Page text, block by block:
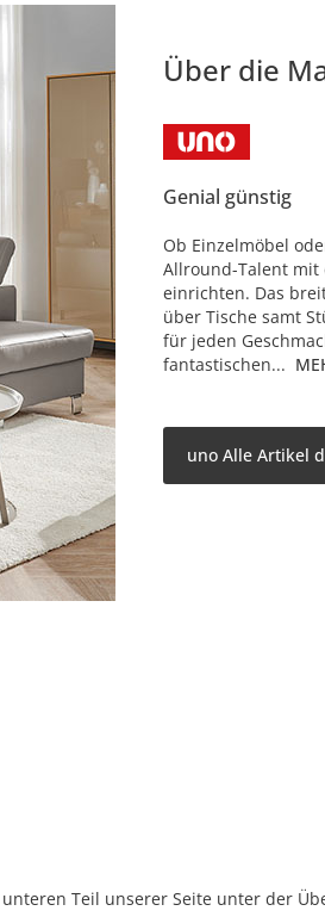
Über die
Genial günstig
Ob Einzelmöbel
Allround-Talent mit
einrichten. Das
über Tische samt
für jeden
fantastischen...
uno Alle Artikel
Teil unserer Seite unter der